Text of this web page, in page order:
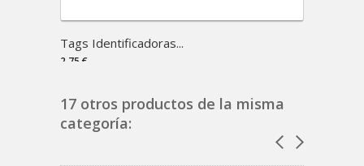
Tags Identificadoras...
2,75 €
17 otros productos de la misma
categoría: